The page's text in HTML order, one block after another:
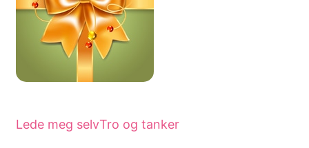
Lede meg selvTro og tanker